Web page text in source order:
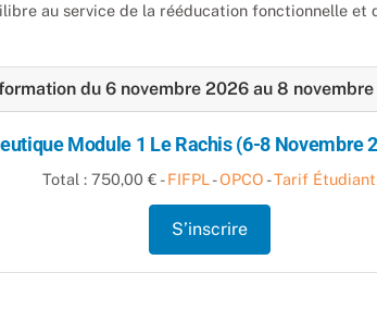
au service de la rééducation fonctionnelle et
du 6 novembre 2026 au 8
Module 1 Le Rachis (6-8 Novembre
Total : 750,00 € -FIFPL-OPCO -Tarif Étudiant
S’inscrire